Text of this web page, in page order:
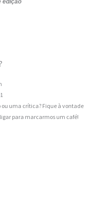
edição
uma crítica? Fique à vontade
para marcarmos um café!